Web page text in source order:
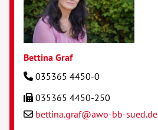
Bettina Graf
035365 4450-0
035365 4450-250
bettina.graf@awo-bb-sued.de